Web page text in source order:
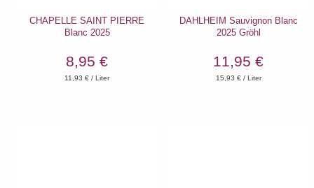
CHAPELLE SAINT PIERRE
Blanc 2025
8,95 €
11,93 € / Liter
DAHLHEIM Sauvignon Blanc
2025 Gröhl
11,95 €
15,93 € / Liter